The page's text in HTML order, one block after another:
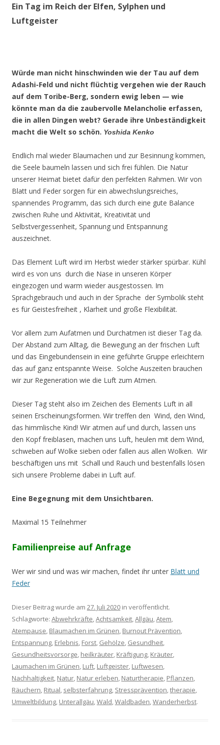
Ein Tag im Reich der Elfen, Sylphen und
Luftgeister
Würde man nicht hinschwinden wie der Tau auf dem
Adashi-Feld und nicht flüchtig vergehen wie der Rauch
auf dem Toribe-Berg, sondern ewig leben — wie
könnte man da die zaubervolle Melancholie erfassen,
die in allen Dingen webt? Gerade ihre Unbeständigkeit
macht die Welt so schön. Yoshida Kenko
Endlich mal wieder Blaumachen und zur Besinnung kommen,
die Seele baumeln lassen und sich frei fühlen. Die Natur
unserer Heimat bietet dafür den perfekten Rahmen. Wir von
Blatt und Feder sorgen für ein abwechslungsreiches,
spannendes Programm, das sich durch eine gute Balance
zwischen Ruhe und Aktivität, Kreativität und
Selbstvergessenheit, Spannung und Entspannung
auszeichnet.
Das Element Luft wird im Herbst wieder stärker spürbar. Kühl
wird es von uns durch die Nase in unseren Körper
eingezogen und warm wieder ausgestossen. Im
Sprachgebrauch und auch in der Sprache der Symbolik steht
es für Geistesfreiheit , Klarheit und große Flexibilität.
Vor allem zum Aufatmen und Durchatmen ist dieser Tag da.
Der Abstand zum Alltag, die Bewegung an der frischen Luft
und das Eingebundensein in eine geführte Gruppe erleichtern
das auf ganz entspannte Weise. Solche Auszeiten brauchen
wir zur Regeneration wie die Luft zum Atmen.
Dieser Tag steht also im Zeichen des Elements Luft in all
seinen Erscheinungsformen. Wir treffen den Wind, den Wind,
das himmlische Kind! Wir atmen auf und durch, lassen uns
den Kopf freiblasen, machen uns Luft, heulen mit dem Wind,
schweben auf Wolke sieben oder fallen aus allen Wolken. Wir
beschäftigen uns mit Schall und Rauch und bestenfalls lösen
sich unsere Probleme dabei in Luft auf.
Eine Begegnung mit dem Unsichtbaren.
Maximal 15 Teilnehmer
Familienpreise auf Anfrage
Wer wir sind und was wir machen, findet ihr unter Blatt und
Feder
Dieser Beitrag wurde am 27. Juli 2020 in veröffentlicht.
Schlagworte: Abwehrkräfte,Achtsamkeit,Allgäu,Atem,
Atempause, Blaumachen im Grünen, Burnout Prävention,
Entspannung, Erlebnis, Forst, Gehölze, Gesundheit,
Gesundheitsvorsorge, heilkräuter, Kräftigung, Kräuter,
Laumachen im Grünen, Luft, Luftgeister, Luftwesen,
Nachhaltigkeit, Natur, Natur erleben, Naturtherapie, Pflanzen,
Räuchern, Ritual, selbsterfahrung, Stressprävention,therapie,
Umweltbildung, Unterallgäu,Wald,Waldbaden,Wanderherbst.